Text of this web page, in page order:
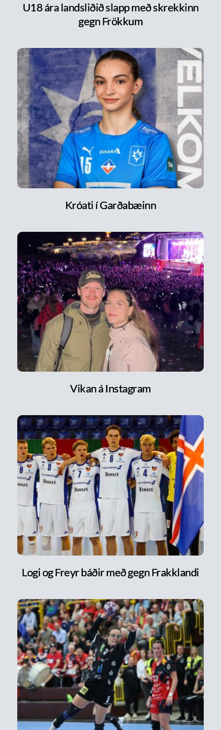
U18 ára landsliðið slapp með skrekkinn
gegn Frökkum
Króati í Garðabæinn
Vikan á Instagram
Logi og Freyr báðir með gegn Frakklandi